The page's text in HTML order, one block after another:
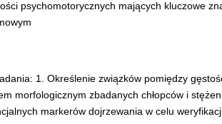
psychomotorycznych mających kluczowe
1. Określenie związków pomiędzy
morfologicznym zbadanych chłopców i
markerów dojrzewania w celu